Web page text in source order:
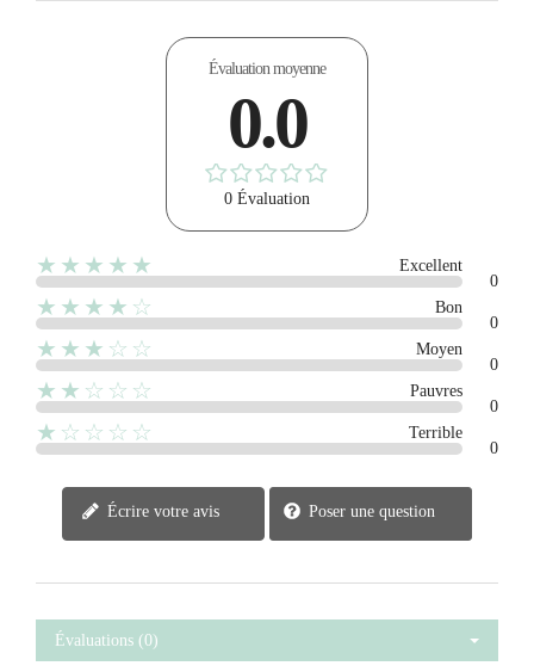
Évaluation moyenne
0.0
0 Évaluation
★★★★★
Excellent
0
★★★★☆
Bon
0
★★★☆☆
Moyen
0
★★☆☆☆
Pauvres
0
★☆☆☆☆
Terrible
0
Écrire votre avis Poser une question
Évaluations (0)